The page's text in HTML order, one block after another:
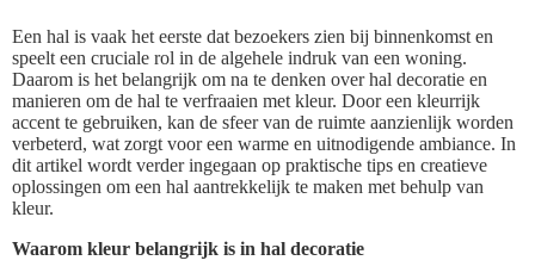
Een hal is vaak het eerste dat bezoekers zien bij binnenkomst en
speelt een cruciale rol in de algehele indruk van een woning.
Daarom is het belangrijk om na te denken over hal decoratie en
manieren om de hal te verfraaien met kleur. Door een kleurrijk
accent te gebruiken, kan de sfeer van de ruimte aanzienlijk worden
verbeterd, wat zorgt voor een warme en uitnodigende ambiance. In
dit artikel wordt verder ingegaan op praktische tips en creatieve
oplossingen om een hal aantrekkelijk te maken met behulp van
kleur.
Waarom kleur belangrijk is in hal decoratie